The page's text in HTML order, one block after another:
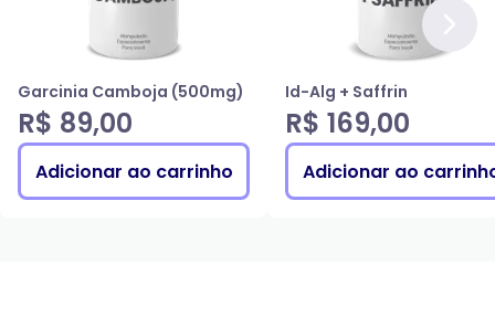
Garcinia Camboja (500mg)
R$ 89,00
Adicionar ao carrinho
Id-Alg + Saffrin
R$ 169,00
Adicionar ao